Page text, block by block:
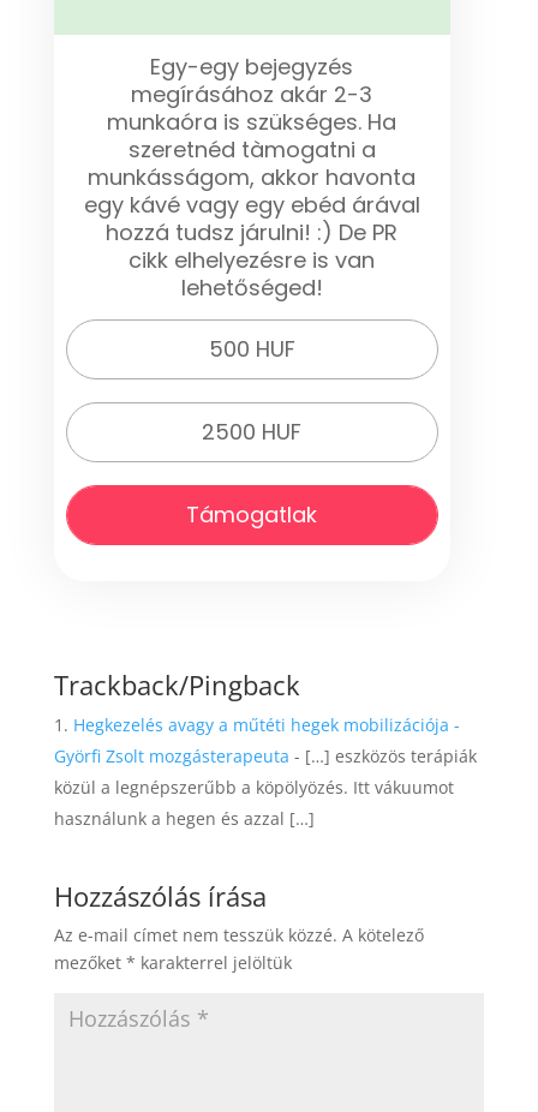
Egy-egy bejegyzés
megírásához akár 2-3
munkaóra is szükséges. Ha
szeretnéd tàmogatni a
munkásságom, akkor havonta
egy kávé vagy egy ebéd árával
hozzá tudsz járulni! :) De PR
cikk elhelyezésre is van
lehetőséged!
500 HUF
2500 HUF
Támogatlak
Trackback/Pingback
Hegkezelés avagy a műtéti hegek mobilizációja -
Györfi Zsolt mozgásterapeuta - […] eszközös terápiák
közül a legnépszerűbb a köpölyözés. Itt vákuumot
használunk a hegen és azzal […]
Hozzászólás írása
Az e-mail címet nem tesszük közzé. A kötelező
mezőket * karakterrel jelöltük